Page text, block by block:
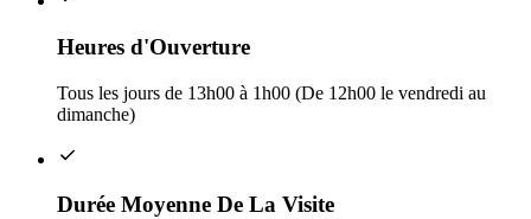
Heures d'Ouverture
Tous les jours de 13h00 à 1h00 (De 12h00 le vendredi au
dimanche)
Durée Moyenne De La Visite